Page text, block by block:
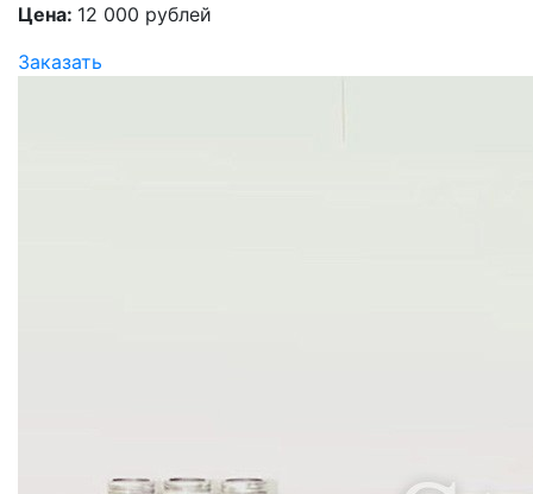
Цена: 12 000 рублей
Заказать